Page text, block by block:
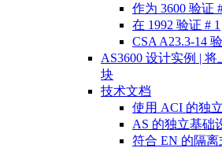
作为 3600 验证
在 1992 验证 # 1
CSA A23.3-14
AS3600 设计实例 |
块
技术文档
使用 ACI 的独
AS 的独立基础
符合 EN 的隔离